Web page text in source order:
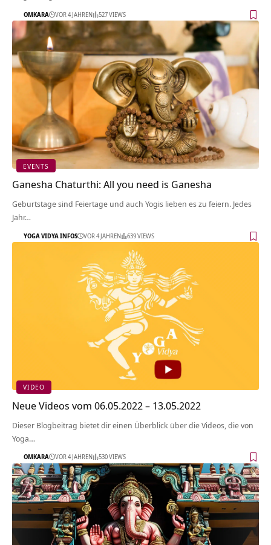
OMKARA VOR 4 JAHREN 527 VIEWS
EVENTS
Ganesha Chaturthi: All you need is Ganesha
Geburtstage sind Feiertage und auch Yogis lieben es zu feiern. Jedes
Jahr…
YOGA VIDYA INFOS VOR 4 JAHREN 639 VIEWS
VIDEO
Neue Videos vom 06.05.2022 – 13.05.2022
Dieser Blogbeitrag bietet dir einen Überblick über die Videos, die von
Yoga…
OMKARA VOR 4 JAHREN 530 VIEWS